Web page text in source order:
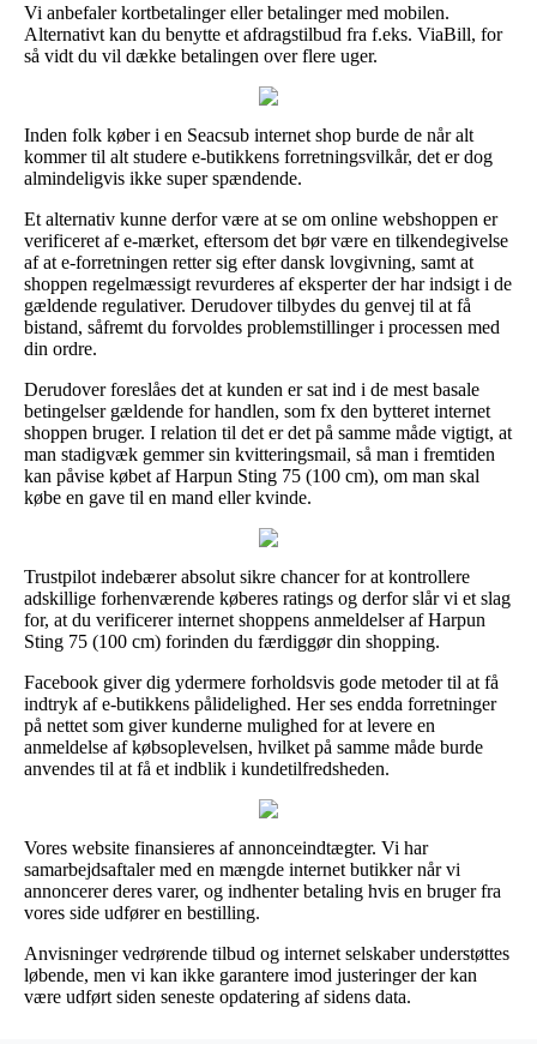
Vi anbefaler kortbetalinger eller betalinger med mobilen.
Alternativt kan du benytte et afdragstilbud fra f.eks. ViaBill, for
så vidt du vil dække betalingen over flere uger.
Inden folk køber i en Seacsub internet shop burde de når alt
kommer til alt studere e-butikkens forretningsvilkår, det er dog
almindeligvis ikke super spændende.
Et alternativ kunne derfor være at se om online webshoppen er
verificeret af e-mærket, eftersom det bør være en tilkendegivelse
af at e-forretningen retter sig efter dansk lovgivning, samt at
shoppen regelmæssigt revurderes af eksperter der har indsigt i de
gældende regulativer. Derudover tilbydes du genvej til at få
bistand, såfremt du forvoldes problemstillinger i processen med
din ordre.
Derudover foreslåes det at kunden er sat ind i de mest basale
betingelser gældende for handlen, som fx den bytteret internet
shoppen bruger. I relation til det er det på samme måde vigtigt, at
man stadigvæk gemmer sin kvitteringsmail, så man i fremtiden
kan påvise købet af Harpun Sting 75 (100 cm), om man skal
købe en gave til en mand eller kvinde.
Trustpilot indebærer absolut sikre chancer for at kontrollere
adskillige forhenværende køberes ratings og derfor slår vi et slag
for, at du verificerer internet shoppens anmeldelser af Harpun
Sting 75 (100 cm) forinden du færdiggør din shopping.
Facebook giver dig ydermere forholdsvis gode metoder til at få
indtryk af e-butikkens pålidelighed. Her ses endda forretninger
på nettet som giver kunderne mulighed for at levere en
anmeldelse af købsoplevelsen, hvilket på samme måde burde
anvendes til at få et indblik i kundetilfredsheden.
Vores website finansieres af annonceindtægter. Vi har
samarbejdsaftaler med en mængde internet butikker når vi
annoncerer deres varer, og indhenter betaling hvis en bruger fra
vores side udfører en bestilling.
Anvisninger vedrørende tilbud og internet selskaber understøttes
løbende, men vi kan ikke garantere imod justeringer der kan
være udført siden seneste opdatering af sidens data.